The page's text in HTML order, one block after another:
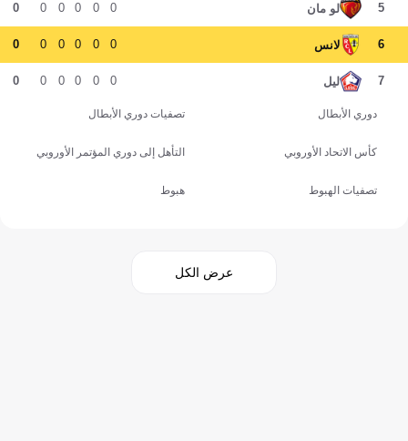
5 لو مان 0
0
0
0
0
0
6 لانس 0
0
0
0
0
0
7 ليل 0
0
0
0
0
0
دوري الأبطال تصفيات دوري الأبطال
كأس الاتحاد الأوروبي التأهل إلى دوري المؤتمر الأوروبي
تصفيات الهبوط هبوط
عرض الكل